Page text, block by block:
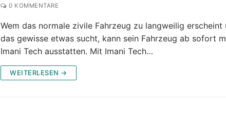
0 KOMMENTARE
Wem das normale zivile Fahrzeug zu langweilig erscheint
das gewisse etwas sucht, kann sein Fahrzeug ab sofort
Imani Tech ausstatten. Mit Imani Tech…
WEITERLESEN →